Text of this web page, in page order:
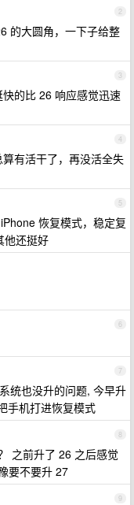
2
的大圆角，一下子给整
3
的比 26 响应感觉迅速
4
有活干了，再没活全失
5
恢复模式，稳定复
他还挺好
6
7
统也没升的问题, 今早升
手机打进恢复模式
8
之前升了 26 之后感觉
要不要升 27
9